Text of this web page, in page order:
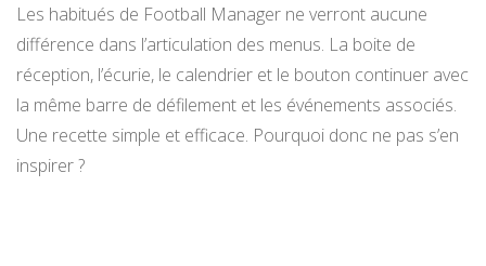
Les habitués de Football Manager ne verront aucune
différence dans l’articulation des menus. La boite de
réception, l’écurie, le calendrier et le bouton continuer avec
la même barre de défilement et les événements associés.
Une recette simple et efficace. Pourquoi donc ne pas s’en
inspirer ?